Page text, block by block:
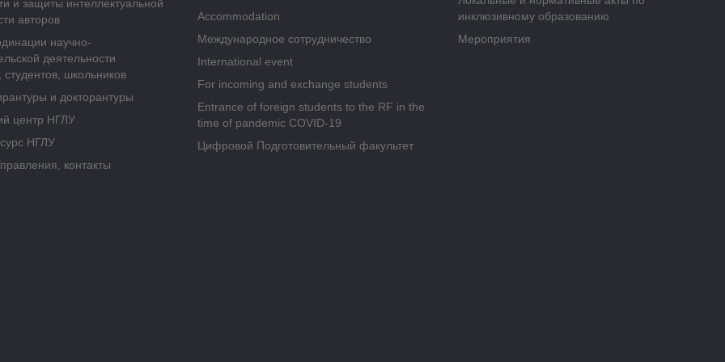
и защиты интеллектуальной
авторов
научно-
деятельности
студентов, школьников
и докторантуры
центр НГЛУ
НГЛУ
контакты
Accommodation
Международное сотрудничество
International event
For incoming and exchange students
Entrance of foreign students to the RF in the
time of pandemic COVID-19
Цифровой Подготовительный факультет
инклюзивному образованию
Мероприятия